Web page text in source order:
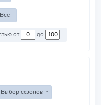
Все
Против команд со стоимостью от до
Выбор сезонов